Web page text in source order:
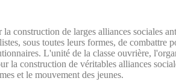
construction de larges alliances sociales
sous toutes leurs formes, de
L'unité de la classe ouvrière,
la construction de véritables alliances
et le mouvement des jeunes.